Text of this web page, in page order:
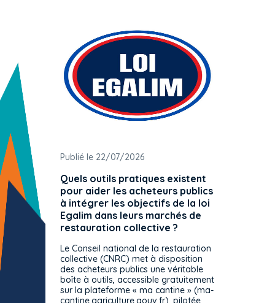
Publié le 22/07/2026
Quels outils pratiques existent
pour aider les acheteurs publics
à intégrer les objectifs de la loi
Egalim dans leurs marchés de
restauration collective ?
Le Conseil national de la restauration
collective (CNRC) met à disposition
des acheteurs publics une véritable
boîte à outils, accessible gratuitement
sur la plateforme « ma cantine » (ma-
cantine.agriculture.gouv.fr), pilotée